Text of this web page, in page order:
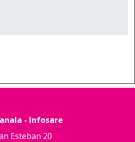
- Infosare
Esteban 20